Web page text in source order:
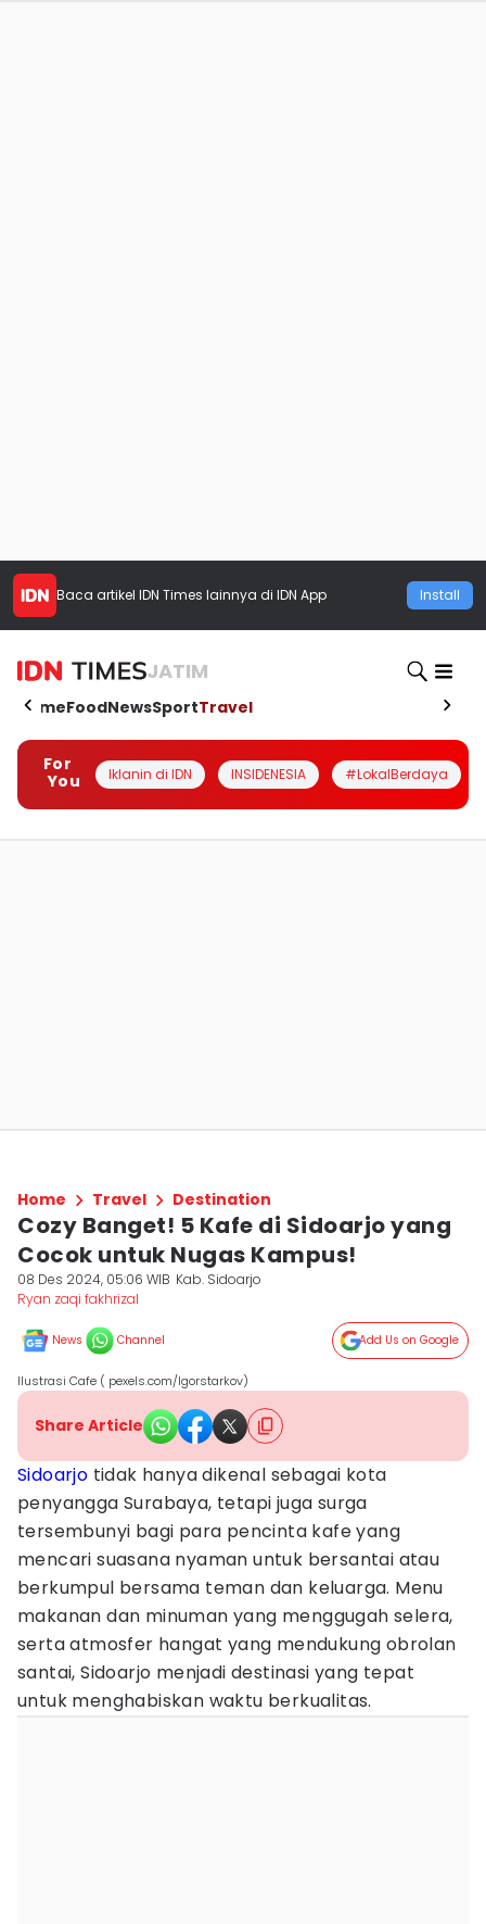
Baca artikel IDN Times lainnya di IDN App Install
JATIM
HomeFoodNewsSportTravel
For
You
Iklanin di IDN INSIDENESIA #LokalBerdaya
Home Travel Destination
Cozy Banget! 5 Kafe di Sidoarjo yang
Cocok untuk Nugas Kampus!
08 Des 2024, 05:06 WIB Kab. Sidoarjo
Ryan zaqi fakhrizal
News Channel Add Us on Google
Ilustrasi Cafe ( pexels.com/Igorstarkov)
Share Article
Sidoarjo tidak hanya dikenal sebagai kota
penyangga Surabaya, tetapi juga surga
tersembunyi bagi para pencinta kafe yang
mencari suasana nyaman untuk bersantai atau
berkumpul bersama teman dan keluarga. Menu
makanan dan minuman yang menggugah selera,
serta atmosfer hangat yang mendukung obrolan
santai, Sidoarjo menjadi destinasi yang tepat
untuk menghabiskan waktu berkualitas.